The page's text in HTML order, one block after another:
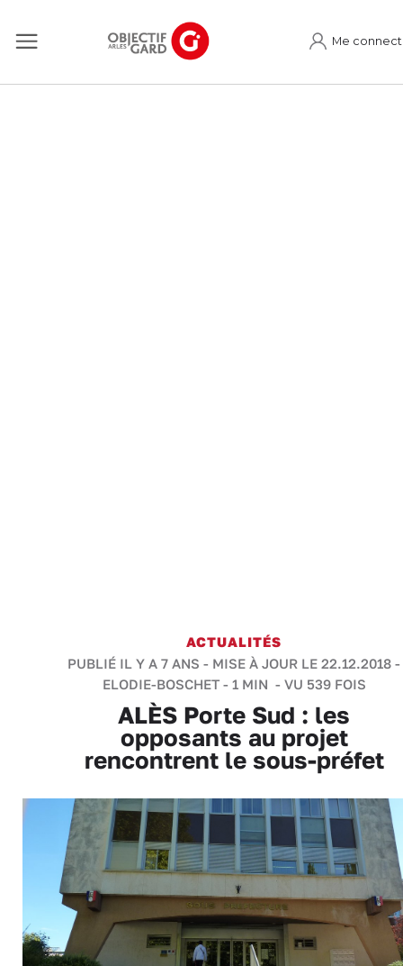
Me
ACTUALITÉS
PUBLIÉ IL Y A 7 ANS - MISE À JOUR LE 22.12.2018 -
ELODIE-BOSCHET- 1 MIN - VU 539 FOIS
ALÈS Porte Sud : les
opposants au projet
rencontrent le sous-préfet